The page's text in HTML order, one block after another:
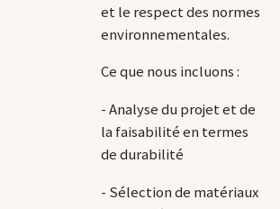
et le respect des normes
environnementales.
Ce que nous incluons :
- Analyse du projet et de
la faisabilité en termes
de durabilité
- Sélection de matériaux